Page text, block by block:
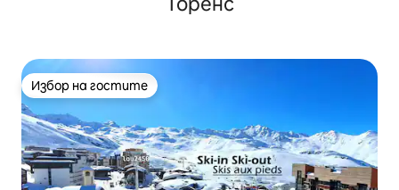
Избор на гостите
Избор на гостите